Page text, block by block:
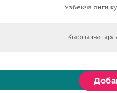
Ўзбекча янги
Кыргызча